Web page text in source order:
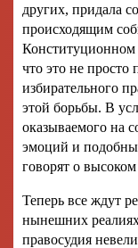
других, придала
происходящим
Конституционном
что это не просто
избирательного
этой борьбы. В
оказываемого на
эмоций и
говорят о
Теперь все ждут
нынешних
правосудия